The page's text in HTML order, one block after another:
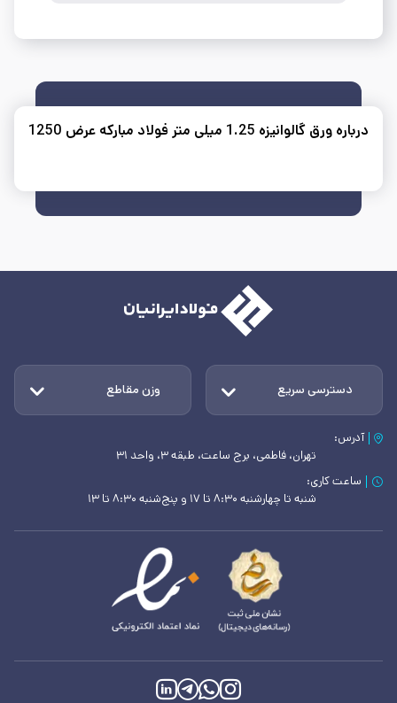
درباره ورق گالوانیزه 1.25 میلی متر فولاد مبارکه عرض 1250
دسترسی سریع وزن مقاطع
آدرس:
تهران، فاطمی، برج ساعت، طبقه ۳، واحد ۳۱
ساعت کاری:
شنبه تا چهارشنبه ۸:۳۰ تا ۱۷ و پنج‌شنبه ۸:۳۰ تا ۱۳